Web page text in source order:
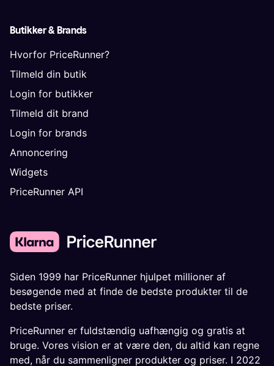
Butikker & Brands
Hvorfor PriceRunner?
Tilmeld din butik
Login for butikker
Tilmeld dit brand
Login for brands
Annoncering
Widgets
PriceRunner API
Siden 1999 har PriceRunner hjulpet millioner af
besøgende med at finde de bedste produkter til de
bedste priser.
PriceRunner er fuldstændig uafhængig og gratis at
bruge. Vores vision er at være den, du altid kan regne
med, når du sammenligner produkter og priser. I 2022